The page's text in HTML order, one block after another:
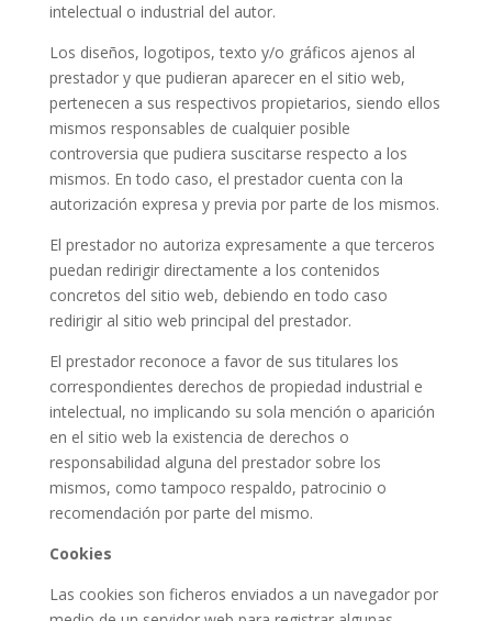
intelectual o industrial del autor.
Los diseños, logotipos, texto y/o gráficos ajenos al
prestador y que pudieran aparecer en el sitio web,
pertenecen a sus respectivos propietarios, siendo ellos
mismos responsables de cualquier posible
controversia que pudiera suscitarse respecto a los
mismos. En todo caso, el prestador cuenta con la
autorización expresa y previa por parte de los mismos.
El prestador no autoriza expresamente a que terceros
puedan redirigir directamente a los contenidos
concretos del sitio web, debiendo en todo caso
redirigir al sitio web principal del prestador.
El prestador reconoce a favor de sus titulares los
correspondientes derechos de propiedad industrial e
intelectual, no implicando su sola mención o aparición
en el sitio web la existencia de derechos o
responsabilidad alguna del prestador sobre los
mismos, como tampoco respaldo, patrocinio o
recomendación por parte del mismo.
Cookies
Las cookies son ficheros enviados a un navegador por